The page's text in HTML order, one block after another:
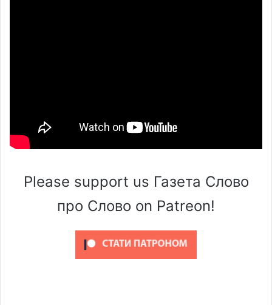
Please support us Газета Слово
про Слово on Patreon!